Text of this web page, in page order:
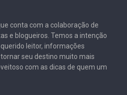
conta com a colaboração de
e blogueiros. Temos a intenção
leitor, informações
seu destino muito mais
com as dicas de quem um